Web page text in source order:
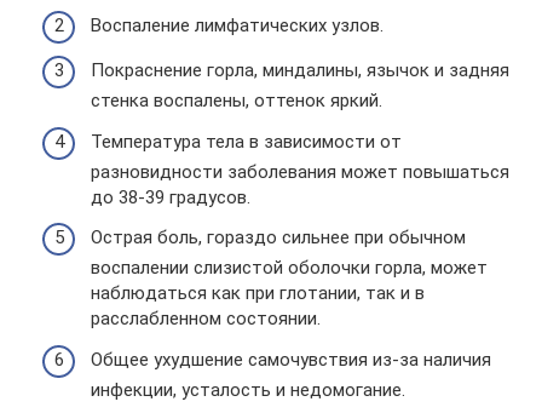
Воспаление лимфатических узлов.
Покраснение горла, миндалины, язычок и задняя
стенка воспалены, оттенок яркий.
Температура тела в зависимости от
разновидности заболевания может повышаться
до 38-39 градусов.
Острая боль, гораздо сильнее при обычном
воспалении слизистой оболочки горла, может
наблюдаться как при глотании, так и в
расслабленном состоянии.
Общее ухудшение самочувствия из-за наличия
инфекции, усталость и недомогание.